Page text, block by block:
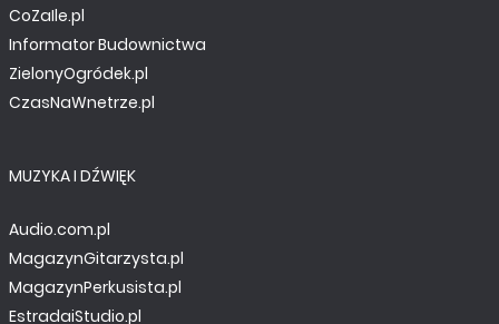
CoZaIle.pl
Informator Budownictwa
ZielonyOgródek.pl
CzasNaWnetrze.pl
MUZYKA I DŹWIĘK
Audio.com.pl
MagazynGitarzysta.pl
MagazynPerkusista.pl
EstradaiStudio.pl